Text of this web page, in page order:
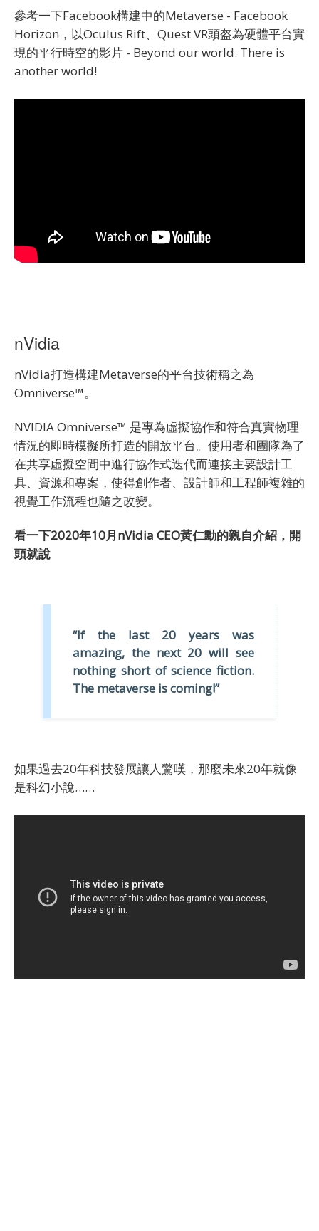
參考一下Facebook構建中的Metaverse - Facebook
Horizon，以Oculus Rift、Quest VR頭盔為硬體平台實
現的平行時空的影片 - Beyond our world. There is
another world!
nVidia
nVidia打造構建Metaverse的平台技術稱之為
Omniverse™。
NVIDIA Omniverse™ 是專為虛擬協作和符合真實物理
情況的即時模擬所打造的開放平台。使用者和團隊為了
在共享虛擬空間中進行協作式迭代而連接主要設計工
具、資源和專案，使得創作者、設計師和工程師複雜的
視覺工作流程也隨之改變。
看一下2020年10月nVidia CEO黃仁勳的親自介紹，開
頭就說
“If the last 20 years was
amazing, the next 20 will see
nothing short of science fiction.
The metaverse is coming!”
如果過去20年科技發展讓人驚嘆，那麼未來20年就像
是科幻小說……